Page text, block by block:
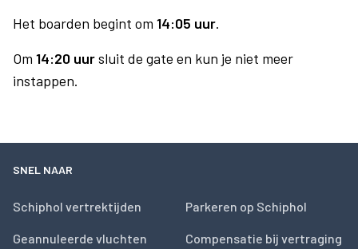
Het boarden begint om 14:05 uur.
Om 14:20 uursluit de gate en kun je niet meer
instappen.
SNEL NAAR
Schiphol vertrektijden
Geannuleerde vluchten
Parkeren op Schiphol
Compensatie bij vertraging